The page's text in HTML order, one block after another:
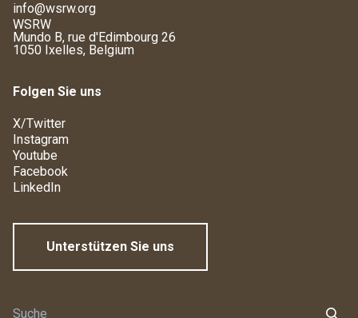
info@wsrw.org
WSRW
Mundo B, rue d'Edimbourg 26
1050 Ixelles, Belgium
Folgen Sie uns
X/Twitter
Instagram
Youtube
Facebook
LinkedIn
Unterstützen Sie uns